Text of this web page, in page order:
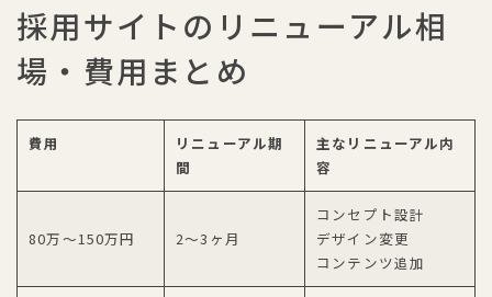
採用サイトのリニューアル相
場・費用まとめ
費用
リニューアル期
間
主なリニューアル内
容
80万〜150万円 2〜3ヶ月
コンセプト設計
デザイン変更
コンテンツ追加